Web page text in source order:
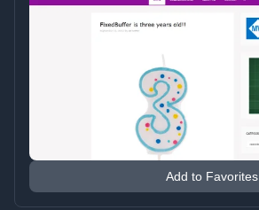
Add to Favorites